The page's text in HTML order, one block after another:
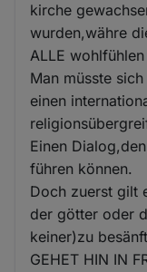
kirche
wurden,währe
ALLE
Man müsste
einen
Einen
führen können.
Doch zuerst gilt
der götter oder
keiner)zu
GEHET HIN IN